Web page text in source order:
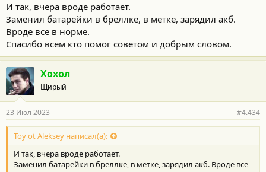
И так, вчера вроде работает.
Заменил батарейки в бреллке, в метке, зарядил акб.
Вроде все в норме.
Спасибо всем кто помог советом и добрым словом.
Хохол
Щирый
23 Июл 2023 #4.434
Toy ot Aleksey написал(а):
И так, вчера вроде работает.
Заменил батарейки в бреллке, в метке, зарядил акб. Вроде все